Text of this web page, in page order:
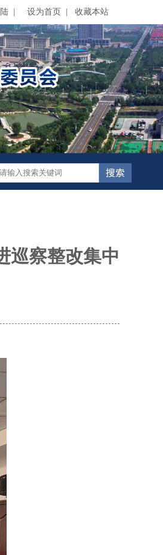
陆 | 设为首页 收藏本站
巡察整改集中